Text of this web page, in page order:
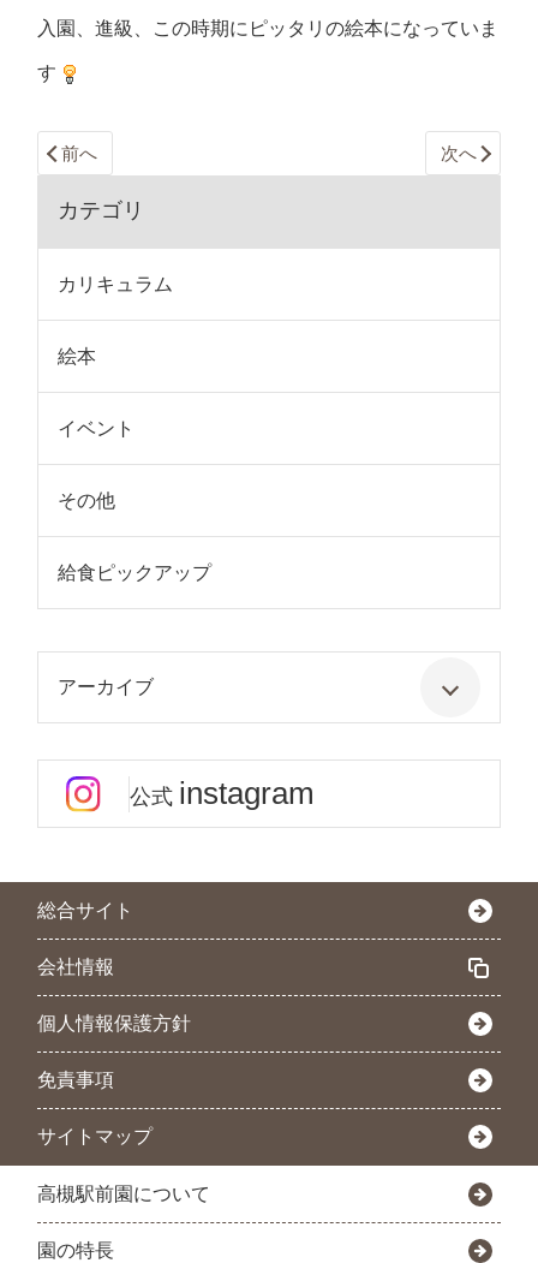
入園、進級、この時期にピッタリの絵本になっていま
す
前へ 次へ
カテゴリ
カリキュラム
絵本
イベント
その他
給食ピックアップ
アーカイブ
公式 instagram
総合サイト
会社情報
個人情報保護方針
免責事項
サイトマップ
高槻駅前園について
園の特長